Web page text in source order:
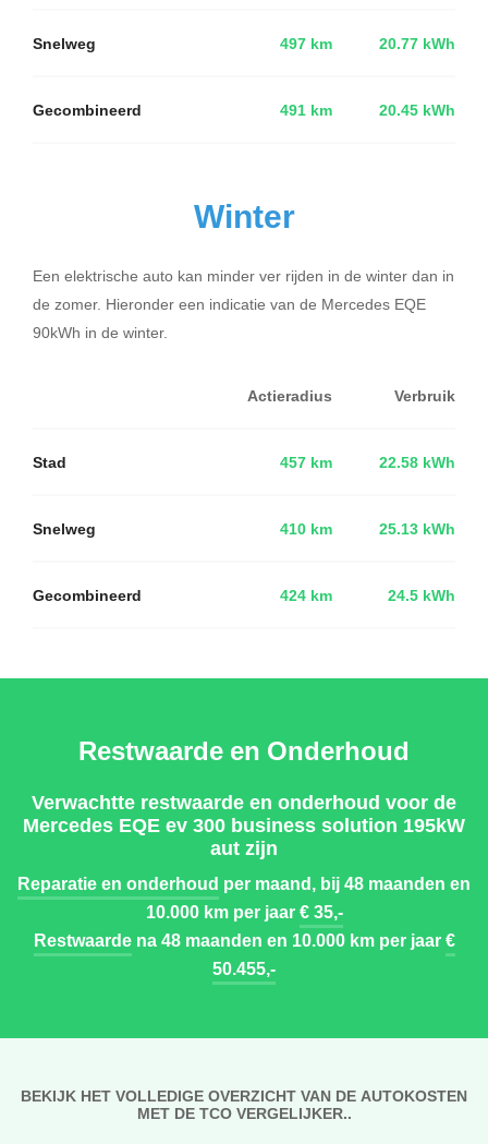
Snelweg 497 km 20.77 kWh
Gecombineerd 491 km 20.45 kWh
Winter
Een elektrische auto kan minder ver rijden in de winter dan in
de zomer. Hieronder een indicatie van de Mercedes EQE
90kWh in de winter.
Actieradius Verbruik
Stad 457 km 22.58 kWh
Snelweg 410 km 25.13 kWh
Gecombineerd 424 km 24.5 kWh
Restwaarde en Onderhoud
Verwachtte restwaarde en onderhoud voor de
Mercedes EQE ev 300 business solution 195kW
aut zijn
Reparatie en onderhoud per maand, bij 48 maanden en
10.000 km per jaar€ 35,-
Restwaardena 48 maanden en 10.000 km per jaar€
50.455,-
BEKIJK HET VOLLEDIGE OVERZICHT VAN DE AUTOKOSTEN
MET DE TCO VERGELIJKER..